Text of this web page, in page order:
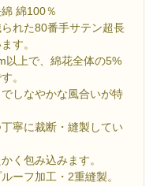
綿100％
れた80番手サテン超長
す。
以上で、綿花全体の5%
。
しなやかな風合いが特
寧に裁断・縫製してい
く包み込みます。
ーフ加工・2重縫製。